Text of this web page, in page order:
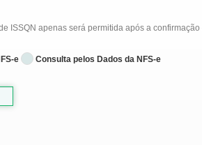
ISSQN apenas será permitida após a
e Consulta pelos Dados da NFS-e